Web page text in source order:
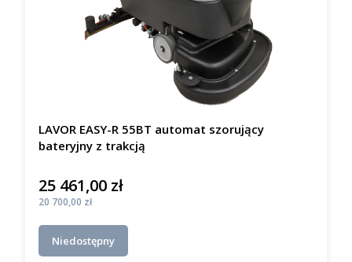
LAVOR EASY-R 55BT automat szorujący
bateryjny z trakcją
Cena
25 461,00 zł
Cena
20 700,00 zł
Niedostępny